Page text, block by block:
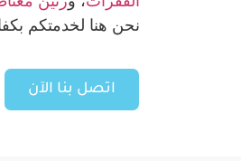
نحن هنا لخدمتكم
اتصل بنا الآن